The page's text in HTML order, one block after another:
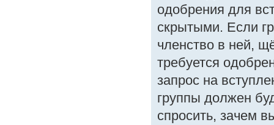
одобрения для
скрытыми. Если
членство в ней,
требуется
запрос на
группы должен
спросить, зачем